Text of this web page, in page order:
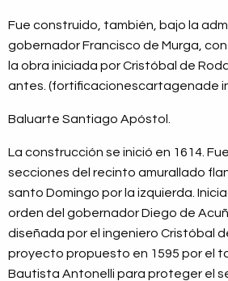
Fue construido, también, bajo la
gobernador Francisco de Murga,
la obra iniciada por Cristóbal de
antes. (fortificacionescartagenade
Baluarte Santiago Apóstol.
La construcción se inició en 1614.
secciones del recinto amurallado
santo Domingo por la izquierda.
orden del gobernador Diego de
diseñada por el ingeniero Cristóbal
proyecto propuesto en 1595 por el
Bautista Antonelli para proteger el